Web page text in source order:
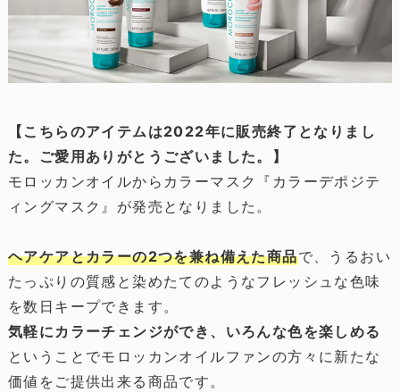
【こちらのアイテムは2022年に販売終了となりまし
た。ご愛用ありがとうございました。】
モロッカンオイルからカラーマスク『カラーデポジテ
ィングマスク』が発売となりました。
ヘアケアとカラーの2つを兼ね備えた商品で、うるおい
たっぷりの質感と染めたてのようなフレッシュな色味
を数日キープできます。
気軽にカラーチェンジができ、いろんな色を楽しめる
ということでモロッカンオイルファンの方々に新たな
価値をご提供出来る商品です。